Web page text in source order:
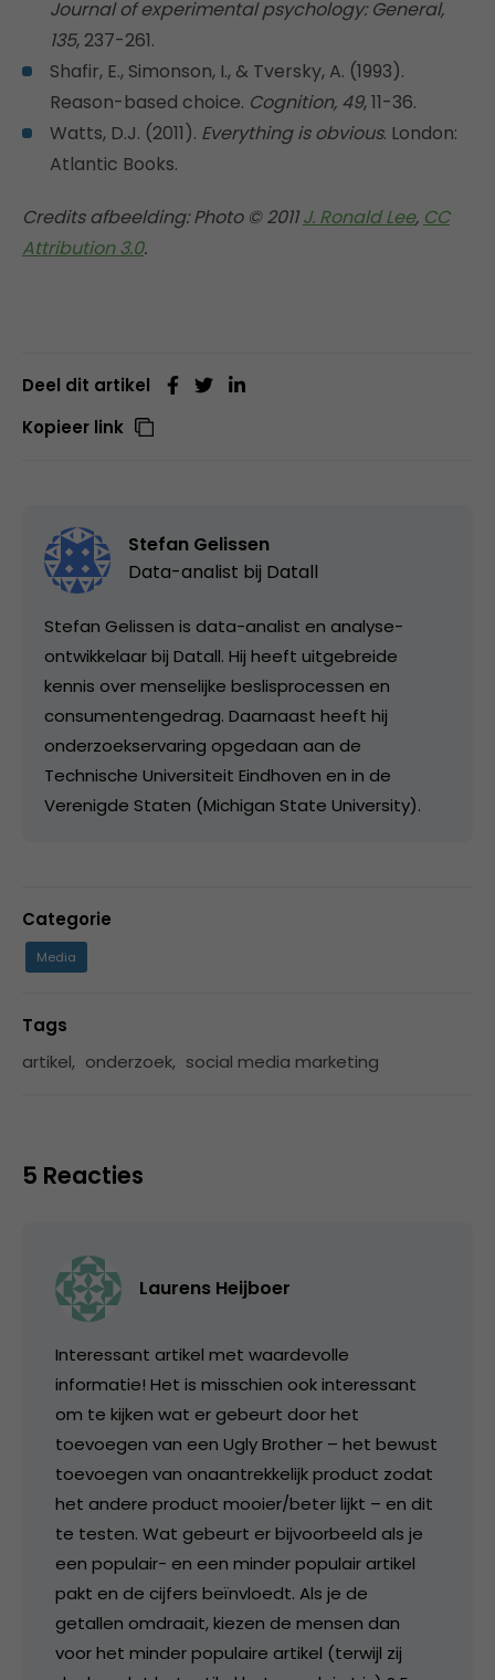
Journal of experimental psychology: General,
135, 237-261.
Shafir, E., Simonson, I., & Tversky, A. (1993).
Reason-based choice. Cognition, 49, 11-36.
Watts, D.J. (2011). Everything is obvious. London:
Atlantic Books.
Credits afbeelding: Photo © 2011J. Ronald Lee, CC
Attribution 3.0.
Deel dit artikel
Kopieer link
Stefan Gelissen
Data-analist bij Datall
Stefan Gelissen is data-analist en analyse-
ontwikkelaar bij Datall. Hij heeft uitgebreide
kennis over menselijke beslisprocessen en
consumentengedrag. Daarnaast heeft hij
onderzoekservaring opgedaan aan de
Technische Universiteit Eindhoven en in de
Verenigde Staten (Michigan State University).
Categorie
Media
Tags
artikel, onderzoek, social media marketing
5 Reacties
Laurens Heijboer
Interessant artikel met waardevolle
informatie! Het is misschien ook interessant
om te kijken wat er gebeurt door het
toevoegen van een Ugly Brother – het bewust
toevoegen van onaantrekkelijk product zodat
het andere product mooier/beter lijkt – en dit
te testen. Wat gebeurt er bijvoorbeeld als je
een populair- en een minder populair artikel
pakt en de cijfers beïnvloedt. Als je de
getallen omdraait, kiezen de mensen dan
voor het minder populaire artikel (terwijl zij